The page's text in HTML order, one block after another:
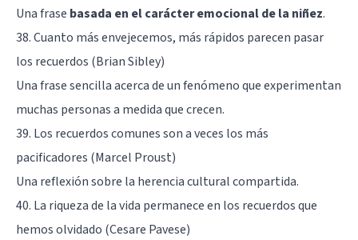
Una frase basada en el carácter emocional de la niñez.
38. Cuanto más envejecemos, más rápidos parecen pasar
los recuerdos (Brian Sibley)
Una frase sencilla acerca de un fenómeno que experimentan
muchas personas a medida que crecen.
39. Los recuerdos comunes son a veces los más
pacificadores (Marcel Proust)
Una reflexión sobre la herencia cultural compartida.
40. La riqueza de la vida permanece en los recuerdos que
hemos olvidado (Cesare Pavese)